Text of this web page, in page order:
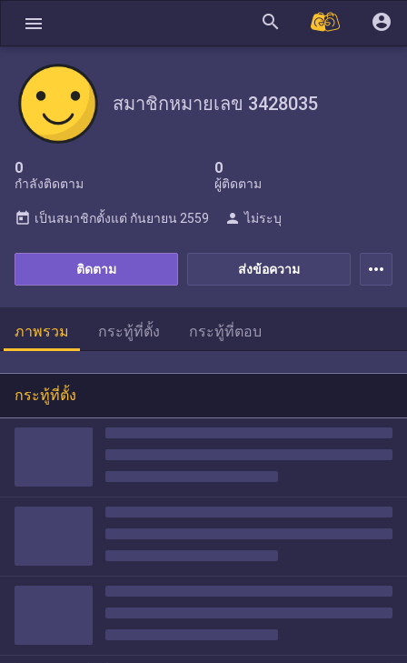
menu search account_circle
สมาชิกหมายเลข 3428035
0
กำลังติดตาม
0
ผู้ติดตาม
ส่งข้อความ
ติดตาม
today เป็นสมาชิกตั้งแต่ กันยายน 2559 person ไม่ระบุ
more_horiz
ภาพรวม กระทู้ที่ตั้ง กระทู้ที่ตอบ
กระทู้ที่ตั้ง